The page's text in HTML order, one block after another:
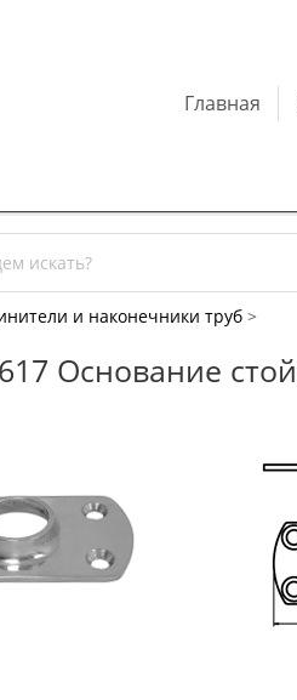
Главная
и наконечники труб>
Основание